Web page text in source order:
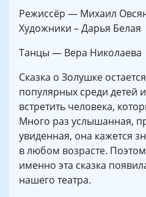
Режиссёр — Михаил
Художники – Дарья Белая
Танцы — Вера Николаева
Сказка о Золушке
популярных среди детей
встретить человека,
Много раз услышанная,
увиденная, она кажется
в любом возрасте.
именно эта сказка
нашего театра.